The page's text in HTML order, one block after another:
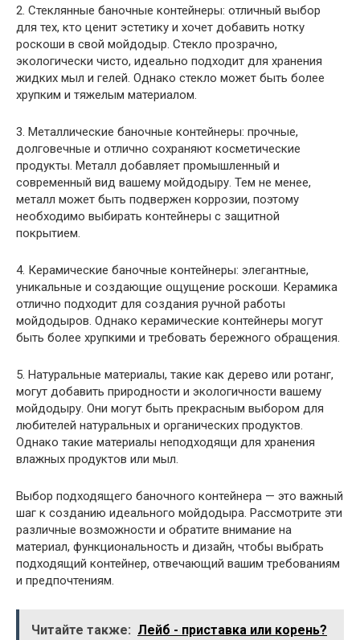
2. Стеклянные баночные контейнеры: отличный выбор
для тех, кто ценит эстетику и хочет добавить нотку
роскоши в свой мойдодыр. Стекло прозрачно,
экологически чисто, идеально подходит для хранения
жидких мыл и гелей. Однако стекло может быть более
хрупким и тяжелым материалом.
3. Металлические баночные контейнеры: прочные,
долговечные и отлично сохраняют косметические
продукты. Металл добавляет промышленный и
современный вид вашему мойдодыру. Тем не менее,
металл может быть подвержен коррозии, поэтому
необходимо выбирать контейнеры с защитной
покрытием.
4. Керамические баночные контейнеры: элегантные,
уникальные и создающие ощущение роскоши. Керамика
отлично подходит для создания ручной работы
мойдодыров. Однако керамические контейнеры могут
быть более хрупкими и требовать бережного обращения.
5. Натуральные материалы, такие как дерево или ротанг,
могут добавить природности и экологичности вашему
мойдодыру. Они могут быть прекрасным выбором для
любителей натуральных и органических продуктов.
Однако такие материалы неподходящи для хранения
влажных продуктов или мыл.
Выбор подходящего баночного контейнера — это важный
шаг к созданию идеального мойдодыра. Рассмотрите эти
различные возможности и обратите внимание на
материал, функциональность и дизайн, чтобы выбрать
подходящий контейнер, отвечающий вашим требованиям
и предпочтениям.
Читайте также: Лейб - приставка или корень?